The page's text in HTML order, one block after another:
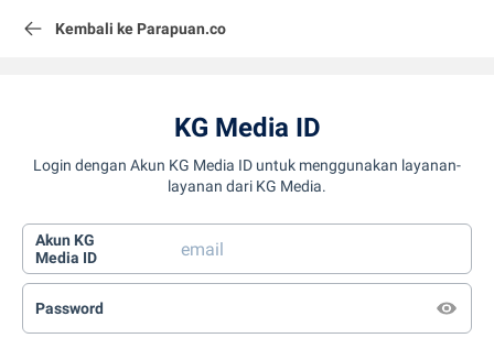
Kembali ke Parapuan.co
KG Media ID
Login dengan Akun KG Media ID untuk menggunakan layanan-
layanan dari KG Media.
Akun KG
Media ID
Password